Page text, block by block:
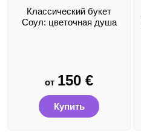
Классический букет
Соул: цветочная душа
от 150 €
Купить